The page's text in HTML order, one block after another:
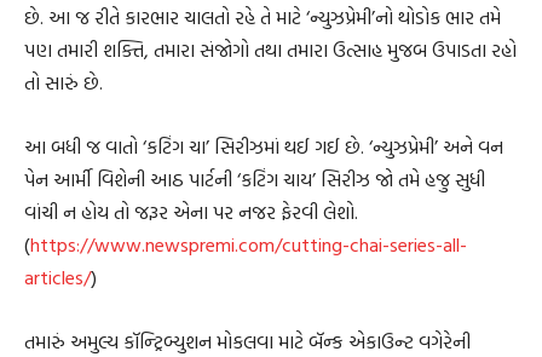
છે. આ જ રીતે કારભાર ચાલતો રહે તે માટે ‘ન્યુઝપ્રેમી’નો થોડોક ભાર તમે
પણ તમારી શક્તિ, તમારા સંજોગો તથા તમારા ઉત્સાહ મુજબ ઉપાડતા રહો
તો સારું છે.
આ બધી જ વાતો ‘કટિંગ ચા’ સિરીઝમાં થઈ ગઈ છે. ‘ન્યુઝપ્રેમી’ અને વન
પેન આર્મી વિશેની આઠ પાર્ટની ‘કટિંગ ચાય’ સિરીઝ જો તમે હજુ સુધી
વાંચી ન હોય તો જરૂર એના પર નજર ફેરવી લેશો.
(https://www.newspremi.com/cutting-chai-series-all-
articles/)
તમારું અમુલ્ય કૉન્ટ્રિબ્યુશન મોકલવા માટે બૅન્ક એકાઉન્ટ વગેરેની